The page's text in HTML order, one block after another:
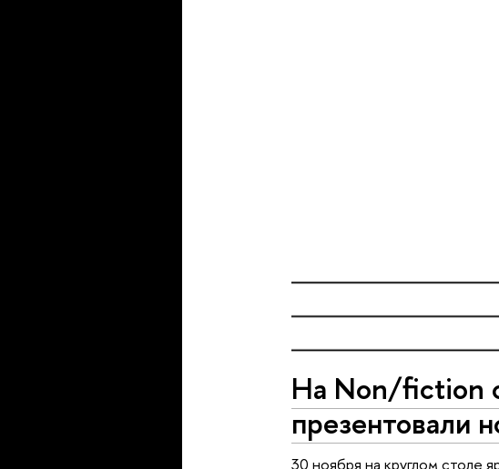
На Non/fiction
презентовали
30 ноября на круглом столе